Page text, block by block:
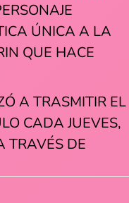
ÚNICA A LA
QUE HACE
A TRASMITIR EL
CADA JUEVES,
TRAVÉS DE